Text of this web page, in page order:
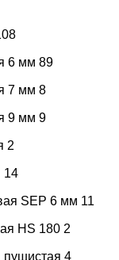
6 мм 89
7 мм 8
9 мм 9
2
14
SEP 6 мм 11
HS 180 2
пушистая 4